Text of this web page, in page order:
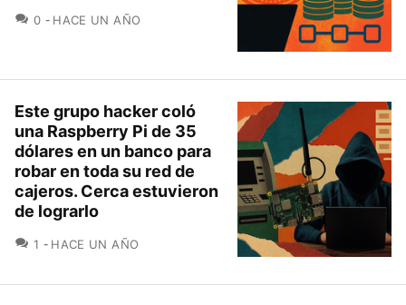
0 COMENTARIOS
HACE UN AÑO
Este grupo hacker coló
una Raspberry Pi de 35
dólares en un banco para
robar en toda su red de
cajeros. Cerca estuvieron
de lograrlo
1 COMENTARIOS
HACE UN AÑO